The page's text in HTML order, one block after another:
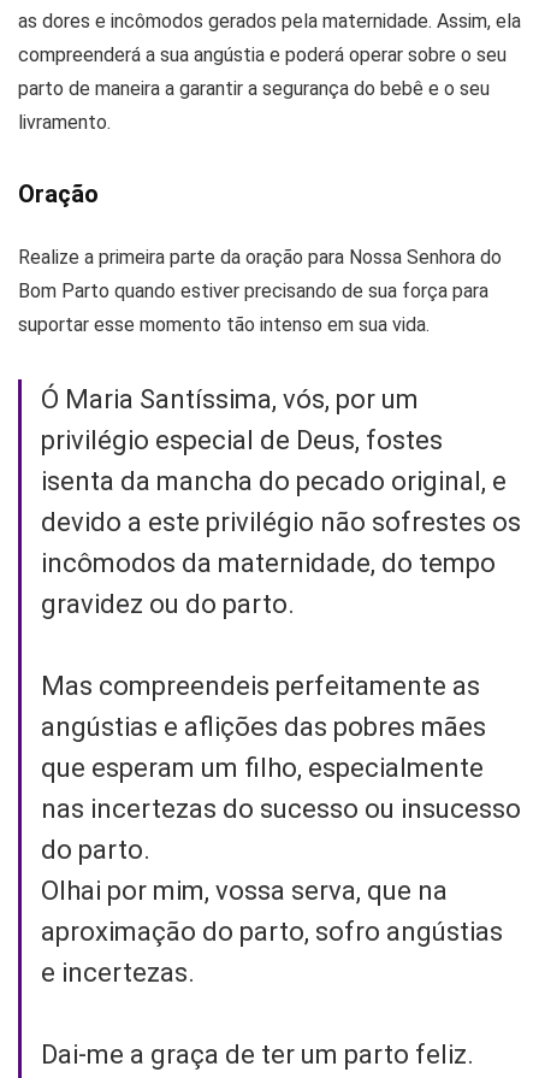
as dores e incômodos gerados pela maternidade. Assim, ela
compreenderá a sua angústia e poderá operar sobre o seu
parto de maneira a garantir a segurança do bebê e o seu
livramento.
Oração
Realize a primeira parte da oração para Nossa Senhora do
Bom Parto quando estiver precisando de sua força para
suportar esse momento tão intenso em sua vida.
Ó Maria Santíssima, vós, por um
privilégio especial de Deus, fostes
isenta da mancha do pecado original, e
devido a este privilégio não sofrestes os
incômodos da maternidade, do tempo
gravidez ou do parto.
Mas compreendeis perfeitamente as
angústias e aflições das pobres mães
que esperam um filho, especialmente
nas incertezas do sucesso ou insucesso
do parto.
Olhai por mim, vossa serva, que na
aproximação do parto, sofro angústias
e incertezas.
Dai-me a graça de ter um parto feliz.